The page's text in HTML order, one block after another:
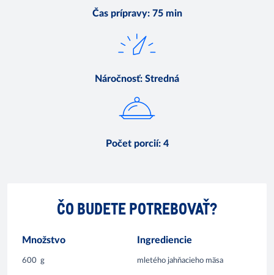
Čas prípravy: 75 min
Náročnosť: Stredná
Počet porcií: 4
ČO BUDETE POTREBOVAŤ?
Množstvo Ingrediencie
600 g mletého jahňacieho mäsa